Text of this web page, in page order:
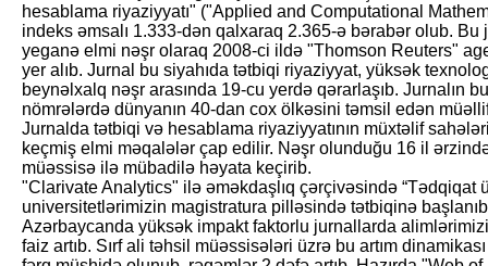
hesablama riyaziyyatı" ("Applied and Computational
indeks əmsalı 1.333-dən qalxaraq 2.365-ə bərabər olub.
yeganə elmi nəşr olaraq 2008-ci ildə "Thomson Reuters"
yer alıb. Jurnal bu siyahıda tətbiqi riyaziyyat, yüksək
beynəlxalq nəşr arasında 19-cu yerdə qərarlaşıb. Jurnalın
nömrələrdə dünyanın 40-dan cox ölkəsini təmsil edən
Jurnalda tətbiqi və hesablama riyaziyyatının müxtəlif
keçmiş elmi məqalələr çap edilir. Nəşr olunduğu 16 il
müəssisə ilə mübadilə həyata keçirib.
"Clarivate Analytics" ilə əməkdaşlıq çərçivəsində “Tədqiqat
universitetlərimizin magistratura pilləsində tətbiqinə
Azərbaycanda yüksək impakt faktorlu jurnallarda
faiz artıb. Sırf ali təhsil müəssisələri üzrə bu artım